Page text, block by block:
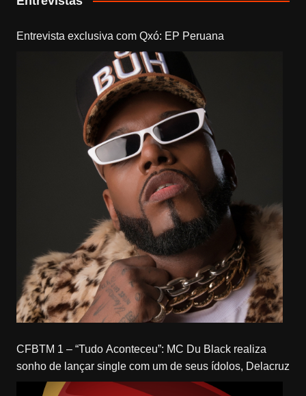
Entrevista exclusiva com Qxó: EP Peruana
CFBTM 1 – “Tudo Aconteceu”: MC Du Black realiza
sonho de lançar single com um de seus ídolos, Delacruz